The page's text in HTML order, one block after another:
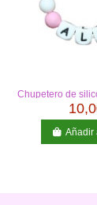
Chupetero de
Añadir